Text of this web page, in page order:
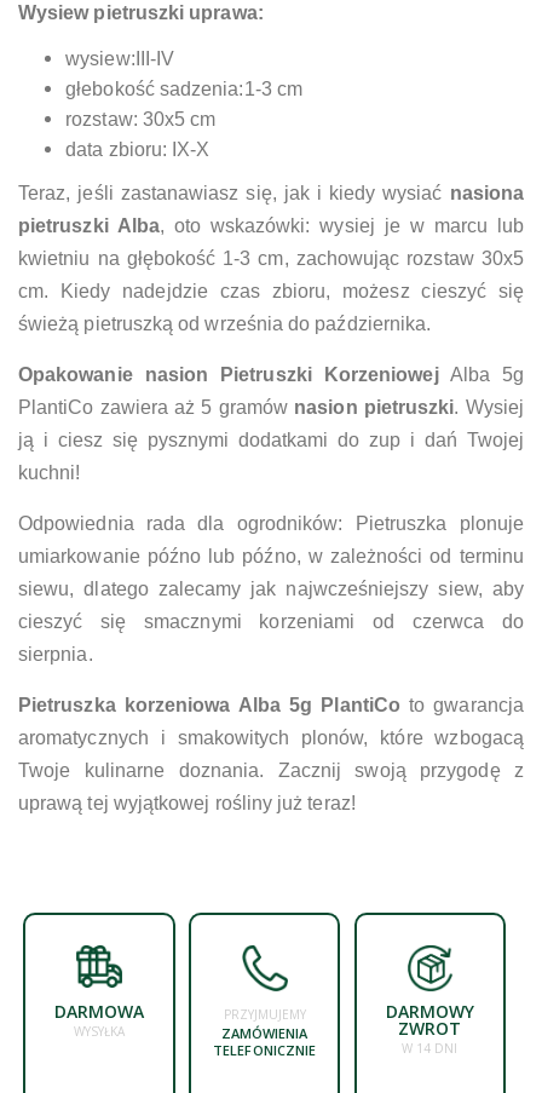
Wysiew pietruszki uprawa:
wysiew:III-IV
głebokość sadzenia:1-3 cm
rozstaw: 30x5 cm
data zbioru: IX-X
Teraz, jeśli zastanawiasz się, jak i kiedy wysiać nasiona
pietruszki Alba, oto wskazówki: wysiej je w marcu lub
kwietniu na głębokość 1-3 cm, zachowując rozstaw 30x5
cm. Kiedy nadejdzie czas zbioru, możesz cieszyć się
świeżą pietruszką od września do października.
Opakowanie nasion Pietruszki KorzeniowejAlba 5g
PlantiCo zawiera aż 5 gramów nasion pietruszki. Wysiej
ją i ciesz się pysznymi dodatkami do zup i dań Twojej
kuchni!
Odpowiednia rada dla ogrodników: Pietruszka plonuje
umiarkowanie późno lub późno, w zależności od terminu
siewu, dlatego zalecamy jak najwcześniejszy siew, aby
cieszyć się smacznymi korzeniami od czerwca do
sierpnia.
Pietruszka korzeniowa Alba 5g PlantiCo to gwarancja
aromatycznych i smakowitych plonów, które wzbogacą
Twoje kulinarne doznania. Zacznij swoją przygodę z
uprawą tej wyjątkowej rośliny już teraz!
DARMOWA
WYSYŁKA
PRZYJMUJEMY
ZAMÓWIENIA
TELEFONICZNIE
DARMOWY
ZWROT
W 14 DNI